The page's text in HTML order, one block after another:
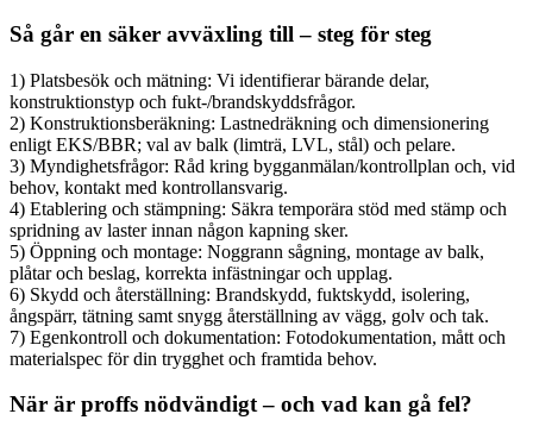
Så går en säker avväxling till – steg för steg
1) Platsbesök och mätning: Vi identifierar bärande delar,
konstruktionstyp och fukt-/brandskyddsfrågor.
2) Konstruktionsberäkning: Lastnedräkning och dimensionering
enligt EKS/BBR; val av balk (limträ, LVL, stål) och pelare.
3) Myndighetsfrågor: Råd kring bygganmälan/kontrollplan och, vid
behov, kontakt med kontrollansvarig.
4) Etablering och stämpning: Säkra temporära stöd med stämp och
spridning av laster innan någon kapning sker.
5) Öppning och montage: Noggrann sågning, montage av balk,
plåtar och beslag, korrekta infästningar och upplag.
6) Skydd och återställning: Brandskydd, fuktskydd, isolering,
ångspärr, tätning samt snygg återställning av vägg, golv och tak.
7) Egenkontroll och dokumentation: Fotodokumentation, mått och
materialspec för din trygghet och framtida behov.
När är proffs nödvändigt – och vad kan gå fel?